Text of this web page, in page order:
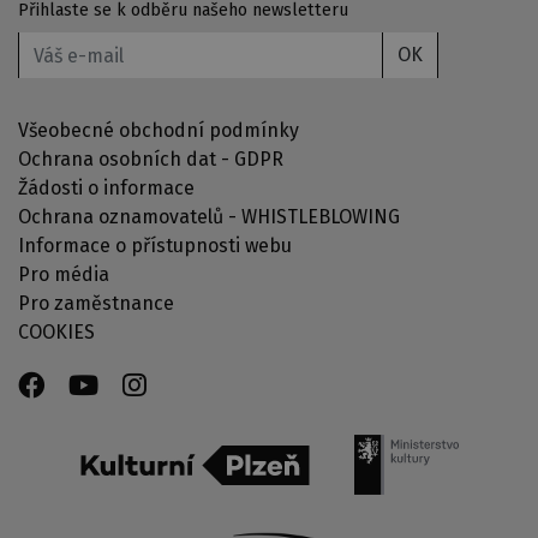
Přihlaste se k odběru našeho newsletteru
OK
Všeobecné obchodní podmínky
Ochrana osobních dat - GDPR
Žádosti o informace
Ochrana oznamovatelů - WHISTLEBLOWING
Informace o přístupnosti webu
Pro média
Pro zaměstnance
COOKIES